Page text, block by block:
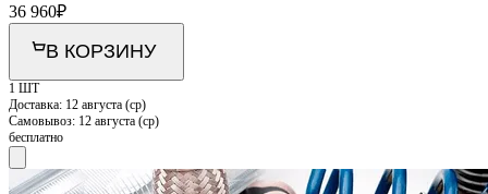
36 960₽
В КОРЗИНУ
1 ШТ
Доставка: 12 августа (ср)
Самовывоз: 12 августа (ср)
бесплатно